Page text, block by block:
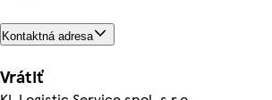
Kontaktná adresa
Vrátiť